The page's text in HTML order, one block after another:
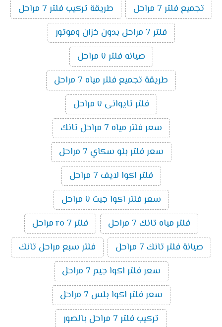
تجميع فلتر 7 مراحل
طريقة تركيب فلتر 7 مراحل
فلتر 7 مراحل بدون خزان وموتور
صيانه فلتر ٧ مراحل
طريقة تجميع فلتر مياه 7 مراحل
فلتر تايوانى ٧ مراحل
سعر فلتر مياه 7 مراحل تانك
سعر فلتر بلو سكاي 7 مراحل
فلتر اكوا لايف 7 مراحل
سعر فلتر اكوا جيت ٧ مراحل
فلتر مياه تانك 7 مراحل
فلتر ro 7 مراحل
صيانة فلتر تانك 7 مراحل
فلتر سبع مراحل تانك
سعر فلتر اكوا جيم 7 مراحل
سعر فلتر اكوا بلس 7 مراحل
تركيب فلتر 7 مراحل بالصور